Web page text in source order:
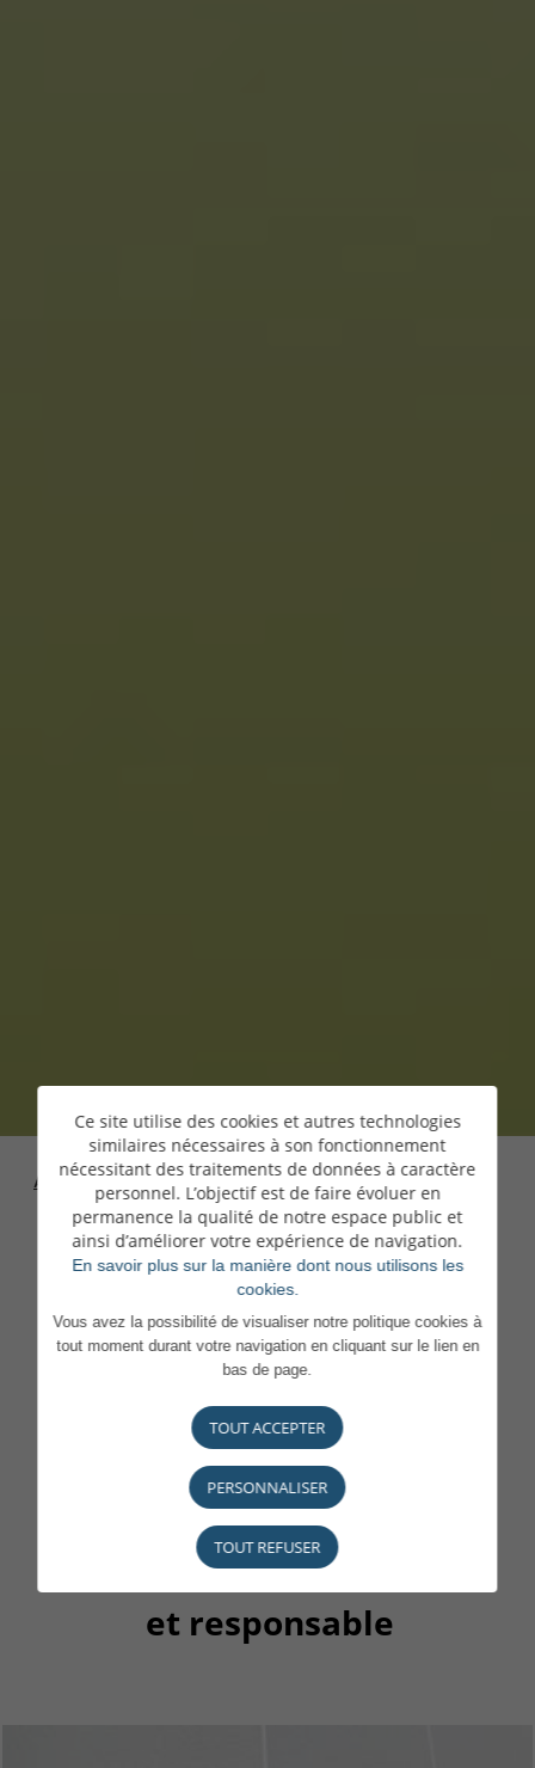
Accueil>Carrières> En confiance, on peut s'engager
pleinement
Une Maison
attentionnée, engagée
et responsable
Ce site utilise des cookies et autres technologies
similaires nécessaires à son fonctionnement
nécessitant des traitements de données à caractère
personnel. L’objectif est de faire évoluer en
permanence la qualité de notre espace public et
ainsi d’améliorer votre expérience de navigation.
En savoir plus sur la manière dont nous utilisons les
cookies.
Vous avez la possibilité de visualiser notre politique cookies à
tout moment durant votre navigation en cliquant sur le lien en
bas de page.
TOUT ACCEPTER
PERSONNALISER
TOUT REFUSER